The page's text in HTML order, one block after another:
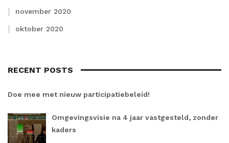
november 2020
oktober 2020
RECENT POSTS
Doe mee met nieuw participatiebeleid!
Omgevingsvisie na 4 jaar vastgesteld, zonder
kaders